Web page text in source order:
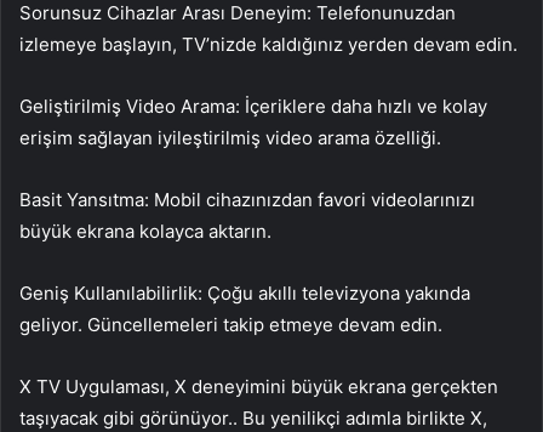
Sorunsuz Cihazlar Arası Deneyim: Telefonunuzdan
izlemeye başlayın, TV’nizde kaldığınız yerden devam edin.
Geliştirilmiş Video Arama: İçeriklere daha hızlı ve kolay
erişim sağlayan iyileştirilmiş video arama özelliği.
Basit Yansıtma: Mobil cihazınızdan favori videolarınızı
büyük ekrana kolayca aktarın.
Geniş Kullanılabilirlik: Çoğu akıllı televizyona yakında
geliyor. Güncellemeleri takip etmeye devam edin.
X TV Uygulaması, X deneyimini büyük ekrana gerçekten
taşıyacak gibi görünüyor.. Bu yenilikçi adımla birlikte X,